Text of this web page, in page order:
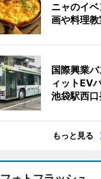
ニャのイ
画や料理教
国際興業
ィットEV
池袋駅西
もっと見る